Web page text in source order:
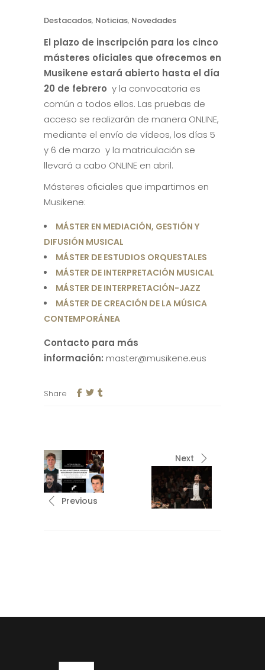
Destacados, Noticias, Novedades
El plazo de inscripción para los cinco
másteres oficiales que ofrecemos en
Musikene estará abierto hasta el día
20 de febrero y la convocatoria es
común a todos ellos. Las pruebas de
acceso se realizarán de manera ONLINE,
mediante el envío de vídeos, los días 5
y 6 de marzo y la matriculación se
llevará a cabo ONLINE en abril.
Másteres oficiales que impartimos en
Musikene:
MÁSTER EN MEDIACIÓN, GESTIÓN Y
DIFUSIÓN MUSICAL
MÁSTER DE ESTUDIOS ORQUESTALES
MÁSTER DE INTERPRETACIÓN MUSICAL
MÁSTER DE INTERPRETACIÓN-JAZZ
MÁSTER DE CREACIÓN DE LA MÚSICA
CONTEMPORÁNEA
Contacto para más
información: master@musikene.eus
Share
Previous
Next